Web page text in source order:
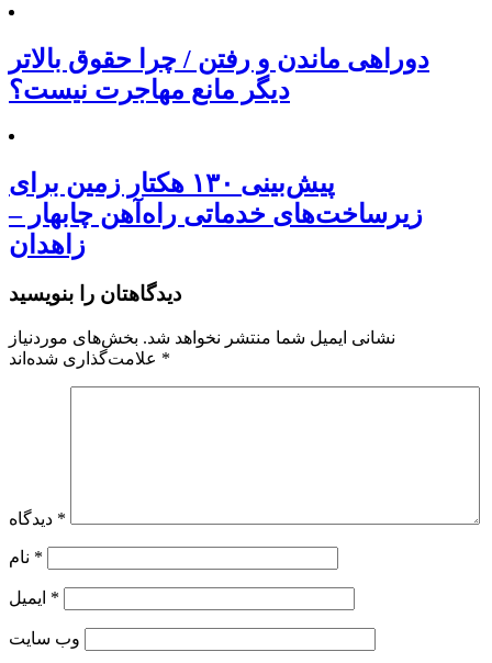
دوراهی ماندن و رفتن / چرا حقوق بالاتر
دیگر مانع مهاجرت نیست؟
پیش‌بینی ۱۳۰ هکتار زمین برای
زیرساخت‌های خدماتی راه‌آهن چابهار –
زاهدان
دیدگاهتان را بنویسید
نشانی ایمیل شما منتشر نخواهد شد. بخش‌های موردنیاز
*
*
*
*
وب‌ سایت